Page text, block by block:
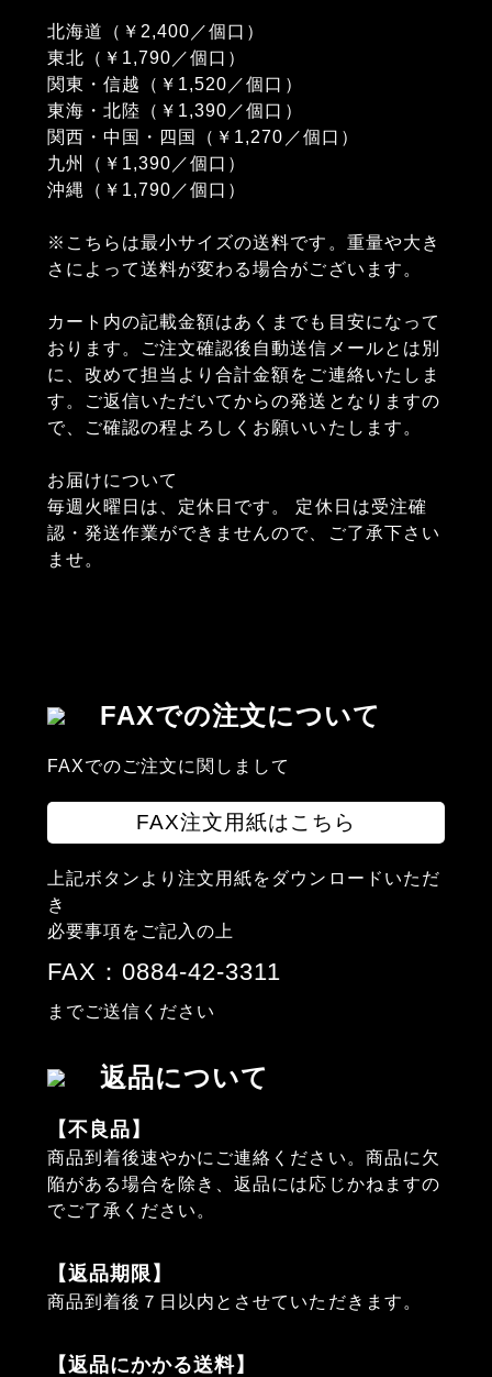
北海道（￥2,400／個口）
東北（￥1,790／個口）
関東・信越（￥1,520／個口）
東海・北陸（￥1,390／個口）
関西・中国・四国（￥1,270／個口）
九州（￥1,390／個口）
沖縄（￥1,790／個口）
※こちらは最小サイズの送料です。重量や大き
さによって送料が変わる場合がございます。
カート内の記載金額はあくまでも目安になって
おります。ご注文確認後自動送信メールとは別
に、改めて担当より合計金額をご連絡いたしま
す。ご返信いただいてからの発送となりますの
で、ご確認の程よろしくお願いいたします。
お届けについて
毎週火曜日は、定休日です。 定休日は受注確
認・発送作業ができませんので、ご了承下さい
ませ。
FAXでの注文について
FAXでのご注文に関しまして
FAX注文用紙はこちら
上記ボタンより注文用紙をダウンロードいただ
き
必要事項をご記入の上
FAX：0884-42-3311
までご送信ください
返品について
【不良品】
商品到着後速やかにご連絡ください。商品に欠
陥がある場合を除き、返品には応じかねますの
でご了承ください。
【返品期限】
商品到着後７日以内とさせていただきます。
【返品にかかる送料】